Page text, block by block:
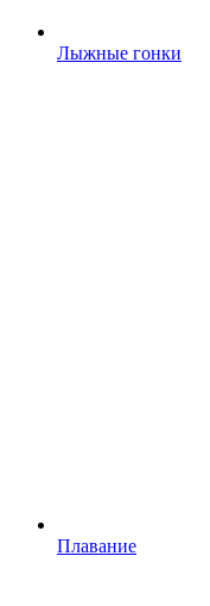
Лыжные гонки
Плавание